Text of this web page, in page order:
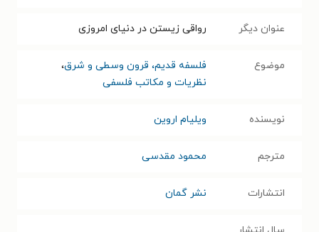
عنوان دیگر رواقی زیستن در دنیای امروزی
موضوع فلسفه قدیم، قرون وسطی و شرق،
نظریات و مکاتب فلسفی
نویسنده ویلیام اروین
مترجم محمود مقدسی
انتشارات نشر گمان